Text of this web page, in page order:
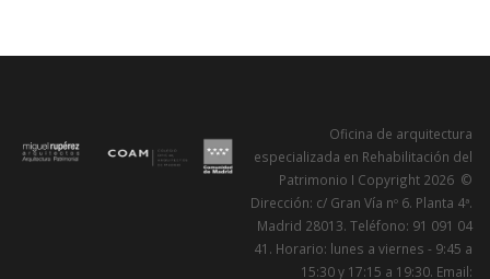
Oficina de arquitectura
especializada en Rehabilitación del
Patrimonio I Copyright 2026 ©
Dirección: c/ Gran Vía nº 6. Planta 4ª.
Madrid 28013. Teléfono: 91 091 04
41. Horario: lunes a viernes - 9:45 a
15:30 y 17:15 a 19:30. Email: